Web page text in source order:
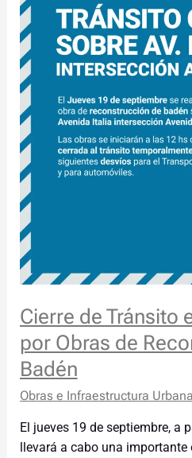
Cierre de Tránsito
por Obras de
Badén
Obras e Infraestructura Urbana
El jueves 19 de septiembre, a
llevará a cabo una importante
por
Obras
de
Reconstrucción
de
Badén